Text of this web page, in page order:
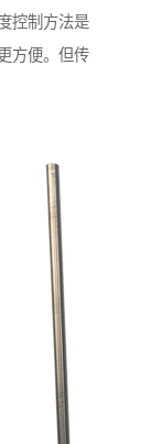
控制方法是
方便。但传